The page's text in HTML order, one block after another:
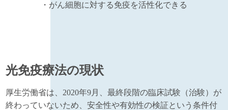
・がん細胞に対する免疫を活性化できる
光免疫療法の現状
厚生労働省は、2020年9月、最終段階の臨床試験（治験）が
終わっていないため、安全性や有効性の検証という条件付